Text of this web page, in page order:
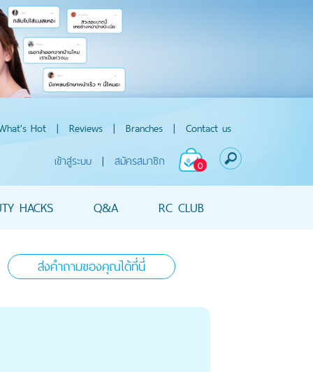
Hot | Reviews | Branches | Contact us
0
เข้าสู่ระบบ | สมัครสมาชิก
HACKS Q&A RC CLUB
ส่งคำถามของคุณได้ที่นี่